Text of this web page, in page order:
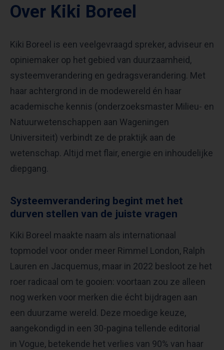
Over Kiki Boreel
Kiki Boreel is een veelgevraagd spreker, adviseur en
opiniemaker op het gebied van duurzaamheid,
systeemverandering en gedragsverandering. Met
haar achtergrond in de modewereld én haar
academische kennis (onderzoeksmaster Milieu- en
Natuurwetenschappen aan Wageningen
Universiteit) verbindt ze de praktijk aan de
wetenschap. Altijd met flair, energie en inhoudelijke
diepgang.
Systeemverandering begint met het
durven stellen van de juiste vragen
Kiki Boreel maakte naam als internationaal
topmodel voor onder meer Rimmel London, Ralph
Lauren en Jacquemus, maar in 2022 besloot ze het
roer radicaal om te gooien: voortaan zou ze alleen
nog werken voor merken die écht bijdragen aan
een duurzame wereld. Deze moedige keuze,
aangekondigd in een 30-pagina tellende editorial
in Vogue, betekende het verlies van 90% van haar